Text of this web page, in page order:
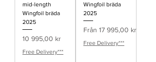
mid-length
Wingfoil bräda
2025
Pris
10 995,00 kr
Free Delivery***
Wingfoil bräda
2025
Från 17 995,00 kr
Reapris
Free Delivery***